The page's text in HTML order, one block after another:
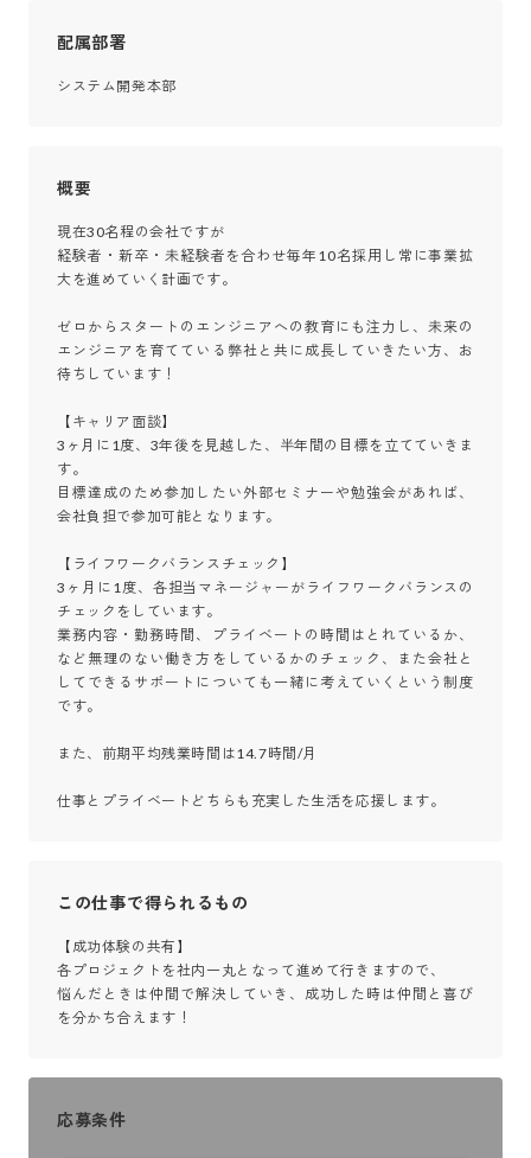
配属部署
システム開発本部
概要
現在30名程の会社ですが
経験者・新卒・未経験者を合わせ毎年10名採用し常に事業拡
大を進めていく計画です。
ゼロからスタートのエンジニアへの教育にも注力し、未来の
エンジニアを育てている弊社と共に成長していきたい方、お
待ちしています！
【キャリア面談】
3ヶ月に1度、3年後を見越した、半年間の目標を立てていきま
す。
目標達成のため参加したい外部セミナーや勉強会があれば、
会社負担で参加可能となります。
【ライフワークバランスチェック】
3ヶ月に1度、各担当マネージャーがライフワークバランスの
チェックをしています。
業務内容・勤務時間、プライベートの時間はとれているか、
など無理のない働き方をしているかのチェック、また会社と
してできるサポートについても一緒に考えていくという制度
です。
また、前期平均残業時間は14.7時間/月
仕事とプライベートどちらも充実した生活を応援します。
この仕事で得られるもの
【成功体験の共有】
各プロジェクトを社内一丸となって進めて行きますので、
悩んだときは仲間で解決していき、成功した時は仲間と喜び
を分かち合えます！
応募条件